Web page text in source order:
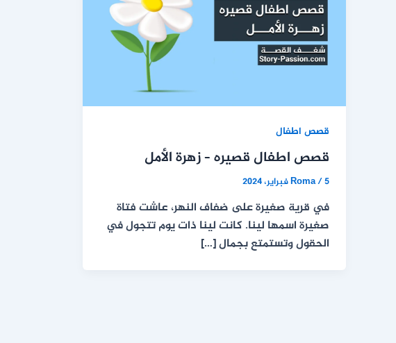
قصص اطفال
قصص اطفال قصيره – زهرة الأمل
Roma/5 فبراير، 2024
في قرية صغيرة على ضفاف النهر، عاشت فتاة
صغيرة اسمها لينا. كانت لينا ذات يوم تتجول في
الحقول وتستمتع بجمال […]